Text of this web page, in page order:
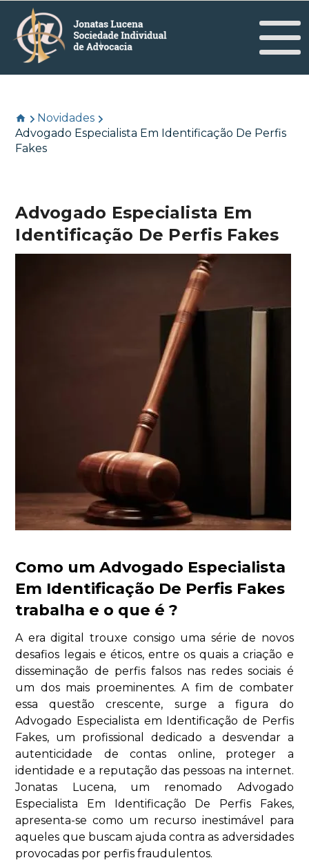
Novidades
Advogado Especialista Em Identificação De Perfis
Fakes
Advogado Especialista Em
Identificação De Perfis Fakes
Como um Advogado Especialista
Em Identificação De Perfis Fakes
trabalha e o que é ?
A era digital trouxe consigo uma série de novos
desafios legais e éticos, entre os quais a criação e
disseminação de perfis falsos nas redes sociais é
um dos mais proeminentes. A fim de combater
essa questão crescente, surge a figura do
Advogado Especialista em Identificação de Perfis
Fakes, um profissional dedicado a desvendar a
autenticidade de contas online, proteger a
identidade e a reputação das pessoas na internet.
Jonatas Lucena, um renomado Advogado
Especialista Em Identificação De Perfis Fakes,
apresenta-se como um recurso inestimável para
aqueles que buscam ajuda contra as adversidades
provocadas por perfis fraudulentos.